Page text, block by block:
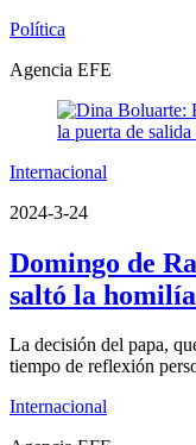
Política
Agencia EFE
Internacional
2024-3-24
Domingo de
saltó la
La decisión del papa,
tiempo de reflexión
Internacional